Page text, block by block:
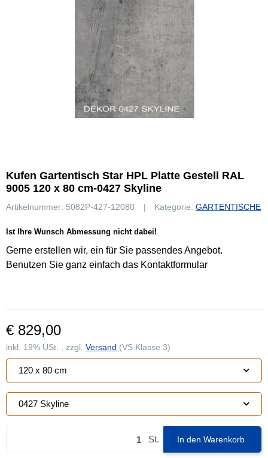
Kufen Gartentisch Star HPL Platte Gestell RAL
9005 120 x 80 cm-0427 Skyline
Artikelnummer: 5082P-427-12080 Kategorie: GARTENTISCHE
Ist Ihre Wunsch Abmessung nicht dabei!
Gerne erstellen wir, ein für Sie passendes Angebot.
Benutzen Sie ganz einfach das Kontaktformular
€ 829,00
inkl. 19% USt. , zzgl. Versand (VS Klasse 3)
120 x 80 cm
0427 Skyline
St. In den Warenkorb